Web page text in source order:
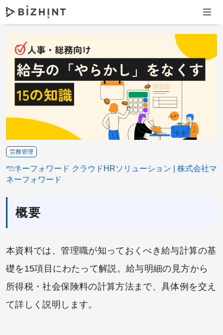
ナビ
概要
本資料では、管理職が知っておくべき給与計算の基
礎を15項目にわたって解説。給与明細の見方から
所得税・社会保険料の計算方法まで、具体例を交え
て詳しく説明します。
労務管理
マネーフォワード クラウドHRソリューション
株式会社マ
ネーフォワード